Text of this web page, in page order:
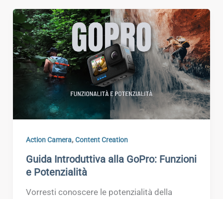
Action Camera,Content Creation
Guida Introduttiva alla GoPro: Funzioni
e Potenzialità
Vorresti conoscere le potenzialità della